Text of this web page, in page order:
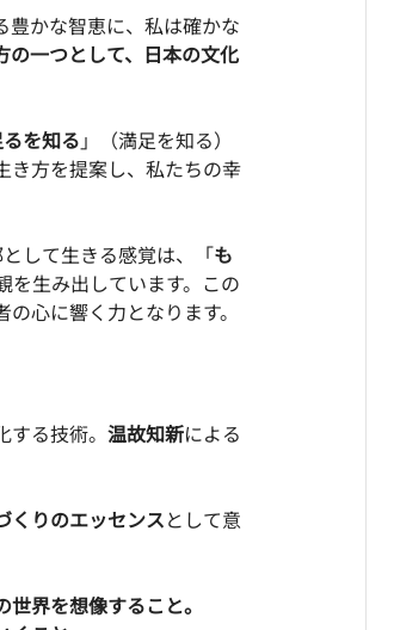
豊かな智恵に、私は確かな
の一つとして、日本の文化
を知る 」（満足を知る）
き方を提案し、私たちの幸
して生きる感覚は、「も
を生み出しています。この
心に響く力となります。
する技術。温故知新による
くりのエッセンスとして意
界を想像すること。